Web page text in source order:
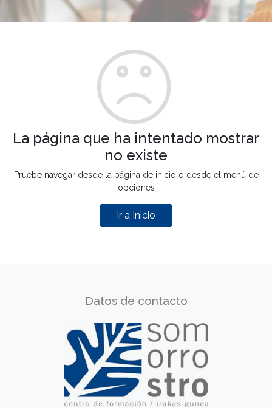
La página que ha intentado mostrar
no existe
Pruebe navegar desde la página de inicio o desde el menú de
opciones
Ir a Inicio
Datos de contacto